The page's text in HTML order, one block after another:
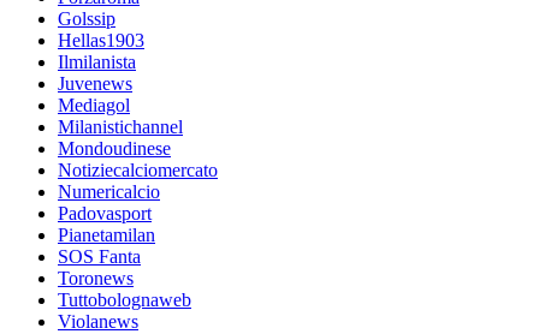
Golssip
Hellas1903
Ilmilanista
Juvenews
Mediagol
Milanistichannel
Mondoudinese
Notiziecalciomercato
Numericalcio
Padovasport
Pianetamilan
SOS Fanta
Toronews
Tuttobolognaweb
Violanews